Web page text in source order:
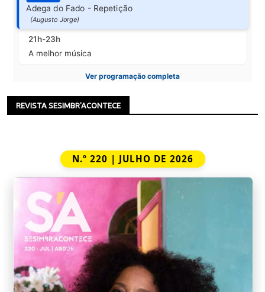
Adega do Fado - Repetição
(Augusto Jorge)
21h-23h
A melhor música
Ver programação completa
REVISTA SESIMBR'ACONTECE
N.º 220 | JULHO DE 2026